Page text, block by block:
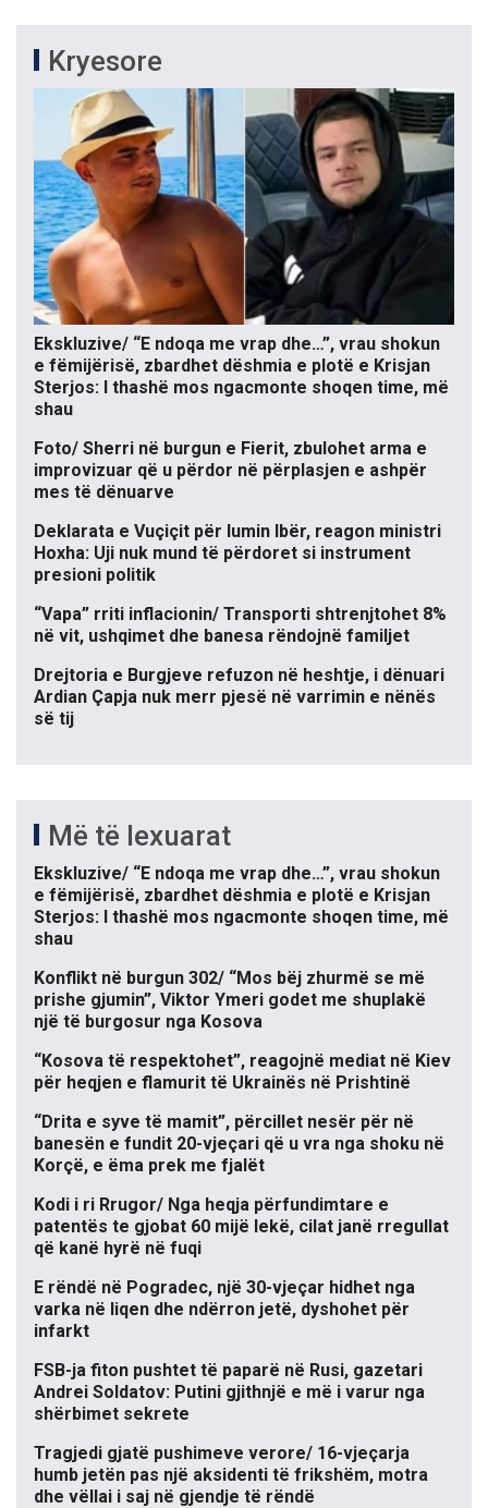
Kryesore
Ekskluzive/ “E ndoqa me vrap dhe…”, vrau shokun
e fëmijërisë, zbardhet dëshmia e plotë e Krisjan
Sterjos: I thashë mos ngacmonte shoqen time, më
shau
Foto/ Sherri në burgun e Fierit, zbulohet arma e
improvizuar që u përdor në përplasjen e ashpër
mes të dënuarve
Deklarata e Vuçiçit për lumin Ibër, reagon ministri
Hoxha: Uji nuk mund të përdoret si instrument
presioni politik
“Vapa” rriti inflacionin/ Transporti shtrenjtohet 8%
në vit, ushqimet dhe banesa rëndojnë familjet
Drejtoria e Burgjeve refuzon në heshtje, i dënuari
Ardian Çapja nuk merr pjesë në varrimin e nënës
së tij
Më të lexuarat
Ekskluzive/ “E ndoqa me vrap dhe…”, vrau shokun
e fëmijërisë, zbardhet dëshmia e plotë e Krisjan
Sterjos: I thashë mos ngacmonte shoqen time, më
shau
Konflikt në burgun 302/ “Mos bëj zhurmë se më
prishe gjumin”, Viktor Ymeri godet me shuplakë
një të burgosur nga Kosova
“Kosova të respektohet”, reagojnë mediat në Kiev
për heqjen e flamurit të Ukrainës në Prishtinë
“Drita e syve të mamit”, përcillet nesër për në
banesën e fundit 20-vjeçari që u vra nga shoku në
Korçë, e ëma prek me fjalët
Kodi i ri Rrugor/ Nga heqja përfundimtare e
patentës te gjobat 60 mijë lekë, cilat janë rregullat
që kanë hyrë në fuqi
E rëndë në Pogradec, një 30-vjeçar hidhet nga
varka në liqen dhe ndërron jetë, dyshohet për
infarkt
FSB-ja fiton pushtet të paparë në Rusi, gazetari
Andrei Soldatov: Putini gjithnjë e më i varur nga
shërbimet sekrete
Tragjedi gjatë pushimeve verore/ 16-vjeçarja
humb jetën pas një aksidenti të frikshëm, motra
dhe vëllai i saj në gjendje të rëndë